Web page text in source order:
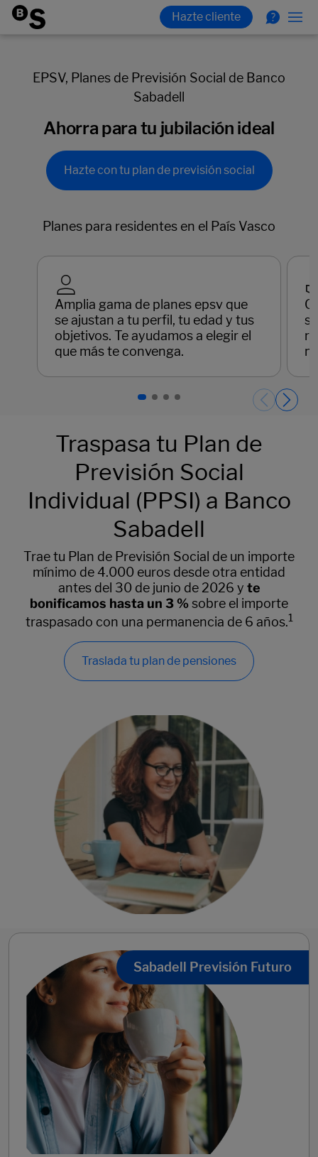
EPSV, Planes de Previsión Social de Banco
Sabadell
Ahorra para tu jubilación ideal
Hazte con tu plan de previsión social
Planes para residentes en el País Vasco
Amplia gama de planes epsv que
se ajustan a tu perfil, tu edad y tus
objetivos. Te ayudamos a elegir el
que más te convenga.
Traspasa tu Plan de
Previsión Social
Individual (PPSI) a Banco
Sabadell
Trae tu Plan de Previsión Social de un importe
mínimo de 4.000 euros desde otra entidad
antes del 30 de junio de 2026 y te
bonificamos hasta un 3 %sobre el importe
traspasado con una permanencia de 6 años.1
Traslada tu plan de pensiones
Sabadell Previsión Futuro